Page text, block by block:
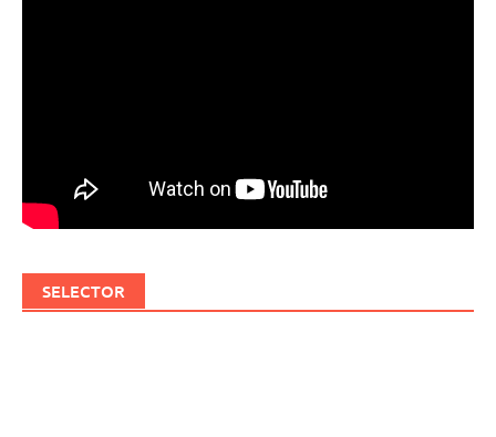
SELECTOR